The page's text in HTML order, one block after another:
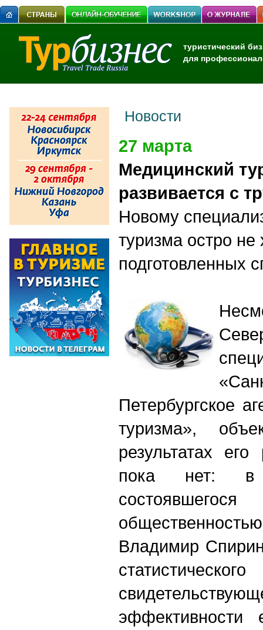
туристический
для
Новости
27 марта
Медицинский
развивается с
Новому
туризма остро не
подготовленных
Петербургское
туризма»,
результатах
пока нет: в
Владимир
эффективности